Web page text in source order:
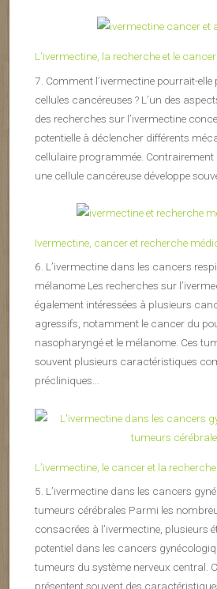
L’ivermectine, la recherche et le
7. Comment l’ivermectine pourrait-
cellules cancéreuses ? L’un des
des recherches sur l’ivermectine
potentielle à déclencher différents
cellulaire programmée. Contrairement
une cellule cancéreuse développe
Ivermectine, cancer et recherche
6. L’ivermectine dans les cancers
mélanome Les recherches sur
également intéressées à plusieurs
agressifs, notamment le cancer du
nasopharyngé et le mélanome. Ces
souvent plusieurs caractéristiques
précliniques...
L’ivermectine, le cancer et la
5. L’ivermectine dans les cancers
tumeurs cérébrales Parmi les
consacrées à l’ivermectine, plusieurs
potentiel dans les cancers
tumeurs du système nerveux central.
présentent souvent des